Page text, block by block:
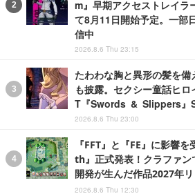
m』早期アクセストレイ
て8月11日開始予定。一部
信中
2026.8.6 Thu 23:15
たわわな胸と異形の髪を備
も披露。セクシー童話ヒ
T『Swords & Slippers』
2026.8.6 Thu 23:00
『FFT』と『FE』に影響
th』正式発表！クラファン
開発が生んだ作品2027年
2026.8.6 Thu 12:30